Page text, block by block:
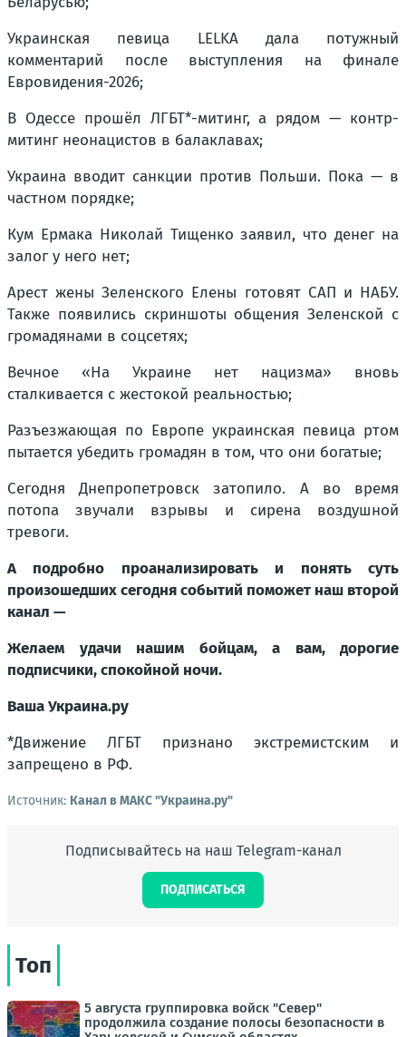
Украинская певица LELKA дала потужный
комментарий после выступления на финале
Евровидения-2026;
В Одессе прошёл ЛГБТ*-митинг, а рядом — контр-
митинг неонацистов в балаклавах;
Украина вводит санкции против Польши. Пока — в
частном порядке;
Кум Ермака Николай Тищенко заявил, что денег на
залог у него нет;
Арест жены Зеленского Елены готовят САП и НАБУ.
Также появились скриншоты общения Зеленской с
громадянами в соцсетях;
Вечное «На Украине нет нацизма» вновь
сталкивается с жестокой реальностью;
Разъезжающая по Европе украинская певица ртом
пытается убедить громадян в том, что они богатые;
Сегодня Днепропетровск затопило. А во время
потопа звучали взрывы и сирена воздушной
тревоги.
А подробно проанализировать и понять суть
произошедших сегодня событий поможет наш второй
канал —
Желаем удачи нашим бойцам, а вам, дорогие
подписчики, спокойной ночи.
Ваша Украина.ру
*Движение ЛГБТ признано экстремистским и
запрещено в РФ.
Источник: Канал в МАКС "Украина.ру"
Подписывайтесь на наш Telegram-канал
ПОДПИСАТЬСЯ
Топ
5 августа группировка войск "Север"
продолжила создание полосы безопасности в